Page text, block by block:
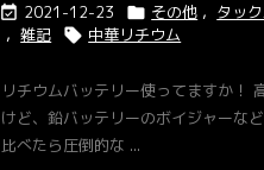
 2021-12-23  その他 , タッ
, 雑記  中華リチウム
リチウムバッテリー使ってますか！
けど、鉛バッテリーのボイジャーな
比べたら圧倒的な ...